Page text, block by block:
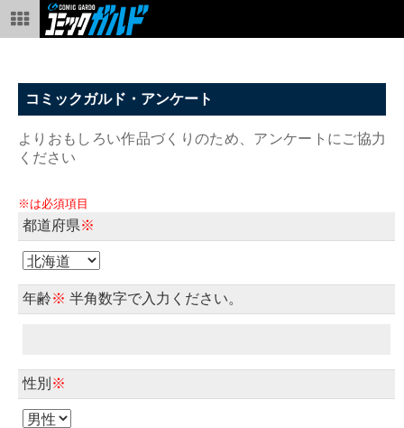
コミックガルド・アンケート
よりおもしろい作品づくりのため、アンケートにご協力
ください
※は必須項目
都道府県※
年齢※ 半角数字で入力ください。
性別 ※